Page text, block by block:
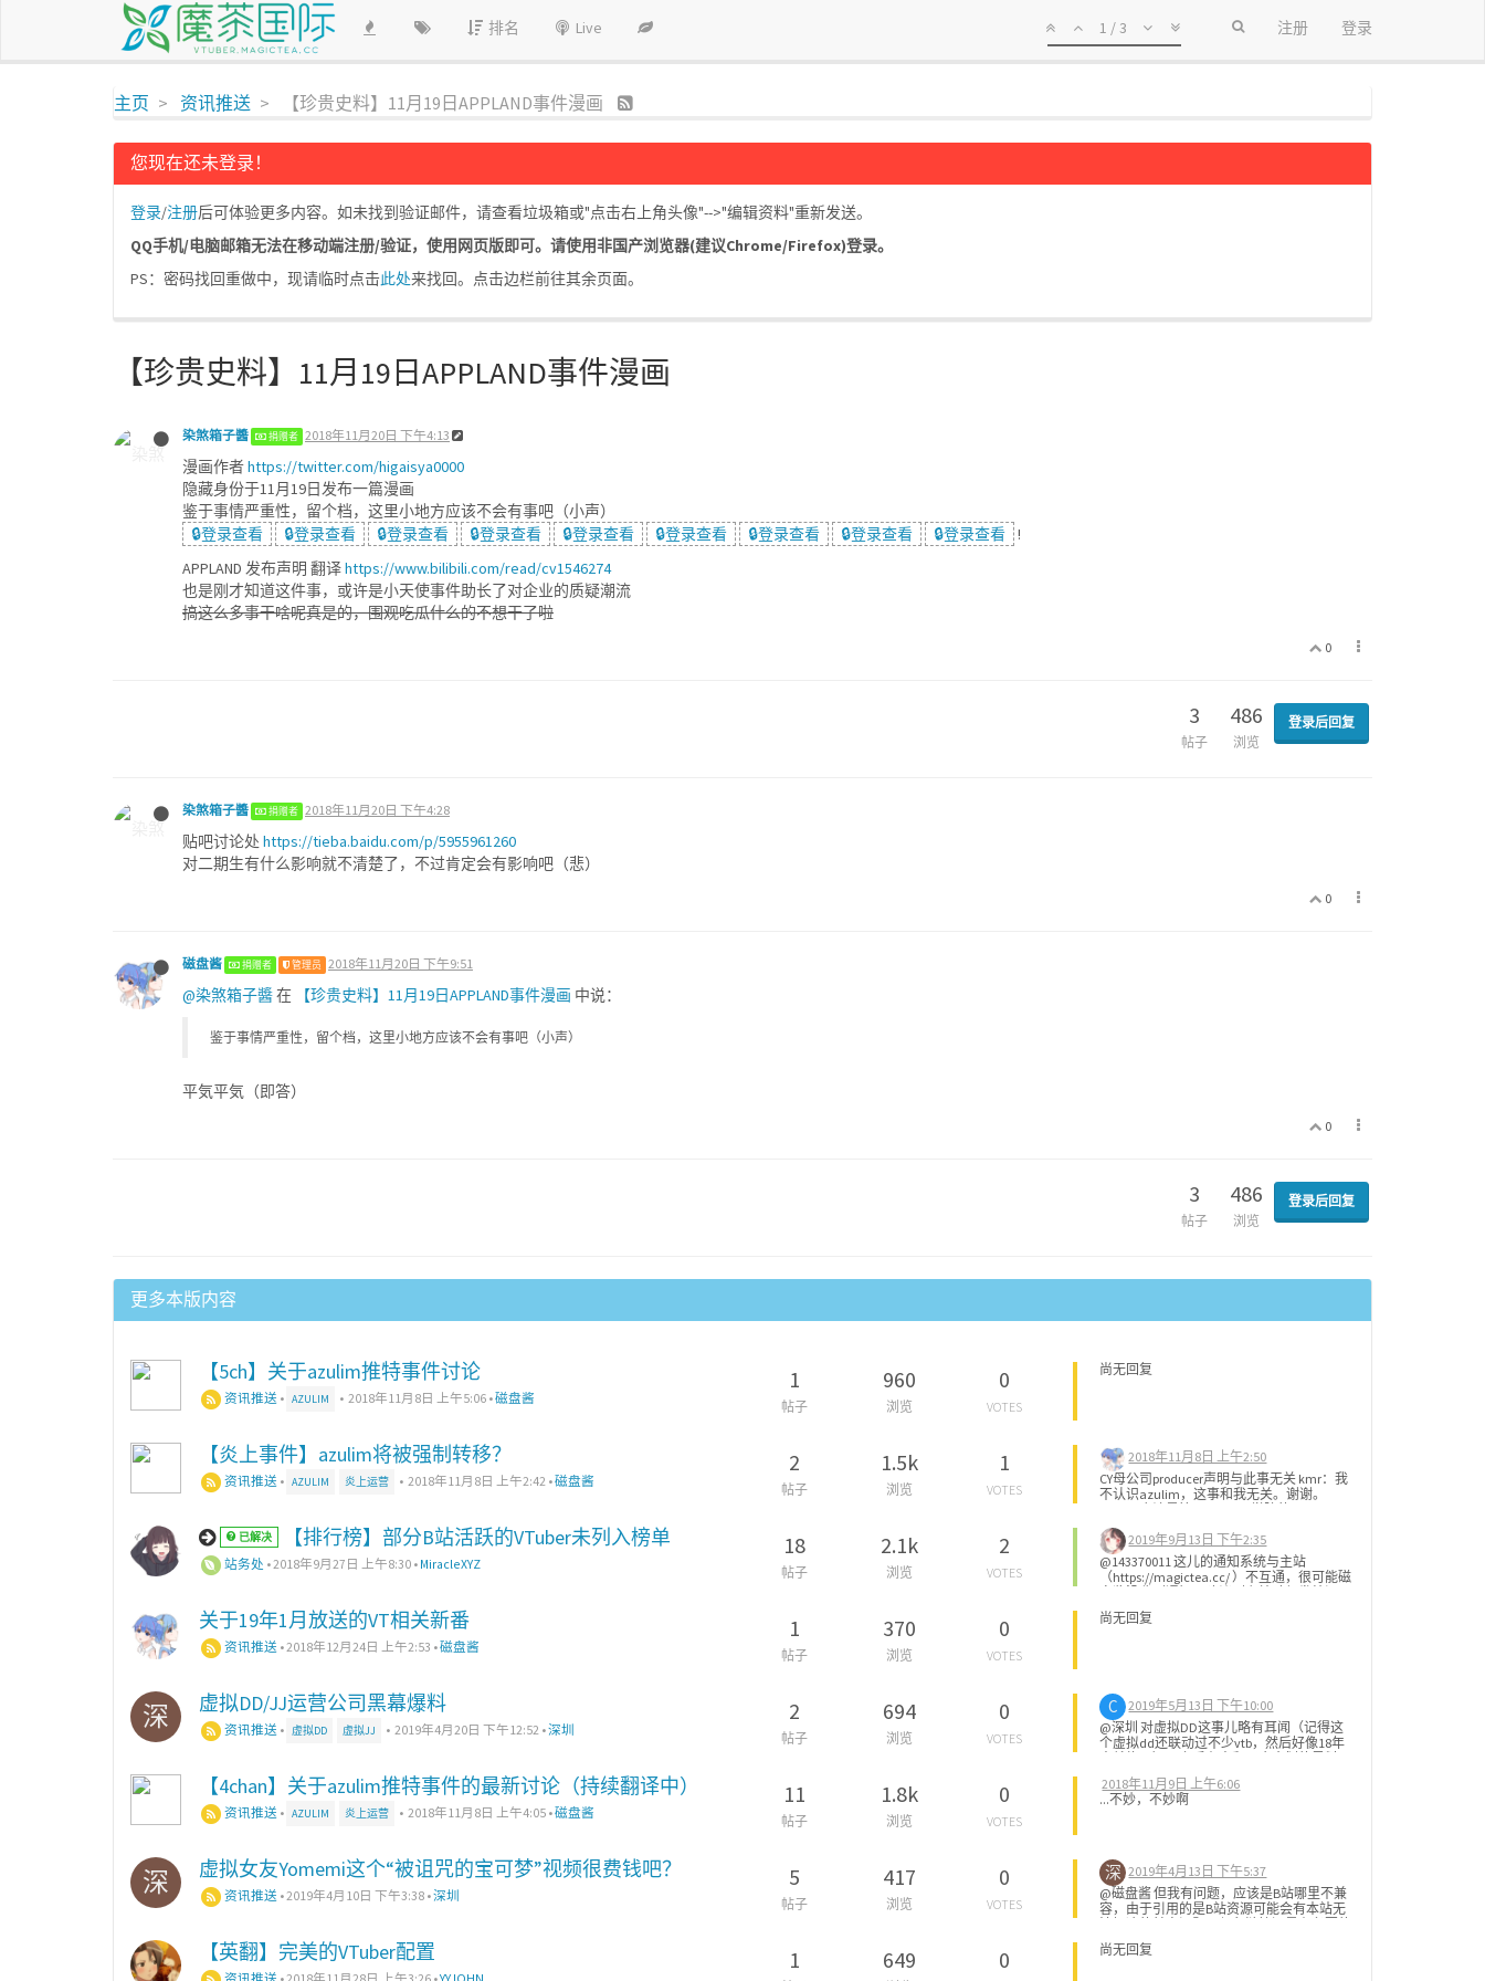
注册 登录
1 / 3
排名 Live
主页 资讯推送 【珍贵史料】11月19日APPLAND事件漫画
您现在还未登录！
登录/注册后可体验更多内容。如未找到验证邮件，请查看垃圾箱或"点击右上角头像"-->"编辑资料"重新发送。
QQ手机/电脑邮箱无法在移动端注册/验证，使用网页版即可。请使用非国产浏览器(建议Chrome/Firefox)登录。
PS：密码找回重做中，现请临时点击此处来找回。点击边栏前往其余页面。
【珍贵史料】11月19日APPLAND事件漫画
染煞箱子醬 捐赠者 2018年11月20日 下午4:13
漫画作者https://twitter.com/higaisya0000
隐藏身份于11月19日发布一篇漫画
鉴于事情严重性，留个档，这里小地方应该不会有事吧（小声）
🔒登录查看
🔒登录查看 🔒登录查看 🔒登录查看 🔒登录查看 🔒登录查看 🔒登录查看 🔒登录查看 🔒登录查看
!
APPLAND 发布声明 翻译https://www.bilibili.com/read/cv1546274
也是刚才知道这件事，或许是小天使事件助长了对企业的质疑潮流
搞这么多事干啥呢真是的，围观吃瓜什么的不想干了啦
0
3
帖子
486
浏览
登录后回复
染煞箱子醬 捐赠者 2018年11月20日 下午4:28
贴吧讨论处 https://tieba.baidu.com/p/5955961260
对二期生有什么影响就不清楚了，不过肯定会有影响吧（悲）
0
磁盘酱 捐赠者 管理员 2018年11月20日 下午9:51
@染煞箱子醬在 【珍贵史料】11月19日APPLAND事件漫画 中说：
鉴于事情严重性，留个档，这里小地方应该不会有事吧（小声）
平気平気（即答）
0
3
帖子
486
浏览
登录后回复
更多本版内容
【5ch】关于azulim推特事件讨论
资讯推送 • AZULIM • 2018年11月8日 上午5:06 •磁盘酱
1
帖子
960
浏览
0
VOTES
尚无回复
【炎上事件】azulim将被强制转移？
资讯推送 • AZULIM 炎上运营 • 2018年11月8日 上午2:42 •磁盘酱
2
帖子
1.5k
浏览
1
VOTES
2018年11月8日 上午2:50
CY母公司producer声明与此事无关 kmr：我
不认识azulim，这事和我无关。谢谢。
已解决 【排行榜】部分B站活跃的VTuber未列入榜单
站务处 •2018年9月27日 上午8:30 • MiracleXYZ
18
帖子
2.1k
浏览
2
VOTES
2019年9月13日 下午2:35
@143370011 这儿的通知系统与主站
（https://magictea.cc/ ）不互通，很可能磁
下谁在负责管理。我也很好奇。
关于19年1月放送的VT相关新番
资讯推送 •2018年12月24日 上午2:53 •磁盘酱
1
帖子
370
浏览
0
VOTES
尚无回复
深 虚拟DD/JJ运营公司黑幕爆料
资讯推送 • 虚拟DD 虚拟JJ • 2019年4月20日 下午12:52 •深圳
2
帖子
694
浏览
0
VOTES
C
2019年5月13日 下午10:00
@深圳 对虚拟DD这事儿略有耳闻（记得这
个虚拟dd还联动过不少vtb，然后好像18年
不过当时没太仔细去看。 至于游戏部那事
儿，现在也是早就结束了。最后雷声大雨点
小，官方一则通告，还是有不少感觉不安、
【4chan】关于azulim推特事件的最新讨论（持续翻译中）
资讯推送 • AZULIM 炎上运营 • 2018年11月8日 上午4:05 •磁盘酱
11
帖子
1.8k
浏览
0
VOTES
2018年11月9日 上午6:06
...不妙，不妙啊
深 虚拟女友Yomemi这个“被诅咒的宝可梦”视频很费钱吧？
资讯推送 •2019年4月10日 下午3:38 •深圳
5
帖子
417
浏览
0
VOTES
深 2019年4月13日 下午5:37
@磁盘酱 但我有问题，应该是B站哪里不兼
容，由于引用的是B站资源可能会有本站无
我的浏览器是CentBrowser最新版，在这个
网站的设置全都是默认
【英翻】完美的VTuber配置 1 649 0 尚无回复